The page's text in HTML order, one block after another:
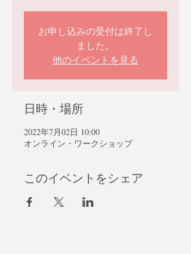
お申し込みの受付は終了し
ました。
他のイベントを見る
日時・場所
2022年7月02日 10:00
オンライン・ワークショップ
このイベントをシェア